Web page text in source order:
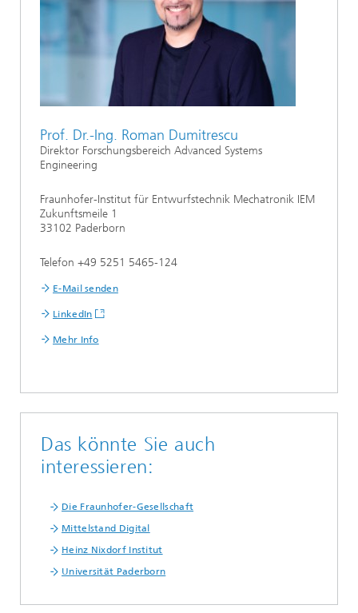
Prof. Dr.-Ing. Roman Dumitrescu
Direktor Forschungsbereich Advanced Systems
Engineering
Fraunhofer-Institut für Entwurfstechnik Mechatronik IEM
Zukunftsmeile 1
33102 Paderborn
Telefon +49 5251 5465-124
E-Mail senden
LinkedIn
Mehr Info
Das könnte Sie auch
interessieren:
Die Fraunhofer-Gesellschaft
Mittelstand Digital
Heinz Nixdorf Institut
Universität Paderborn